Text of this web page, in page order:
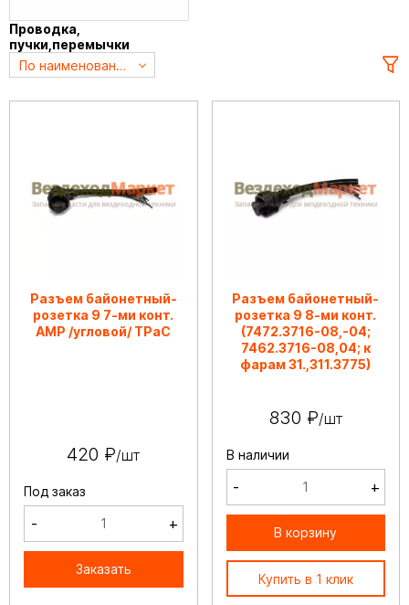
Проводка,
пучки,перемычки
По наименованию А->Я
Разъем байонетный-
розетка 9 7-ми конт.
АМР /угловой/ ТРаС
420 ₽/шт
Под заказ
- +
Заказать
Разъем байонетный-
розетка 9 8-ми конт.
(7472.3716-08,-04;
7462.3716-08,04; к
фарам 31.,311.3775)
830 ₽/шт
В наличии
- +
В корзину
Купить в 1 клик